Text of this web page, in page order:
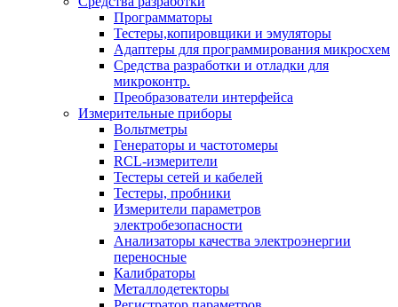
Программаторы
Тестеры,копировщики и эмуляторы
Адаптеры для программирования микросхем
Cредства разработки и отладки для
микроконтр.
Преобразователи интерфейса
Измерительные приборы
Вольтметры
Генераторы и частотомеры
RCL-измерители
Тестеры сетей и кабелей
Тестеры, пробники
Измерители параметров
электробезопасности
Анализаторы качества электроэнергии
переносные
Калибраторы
Металлодетекторы